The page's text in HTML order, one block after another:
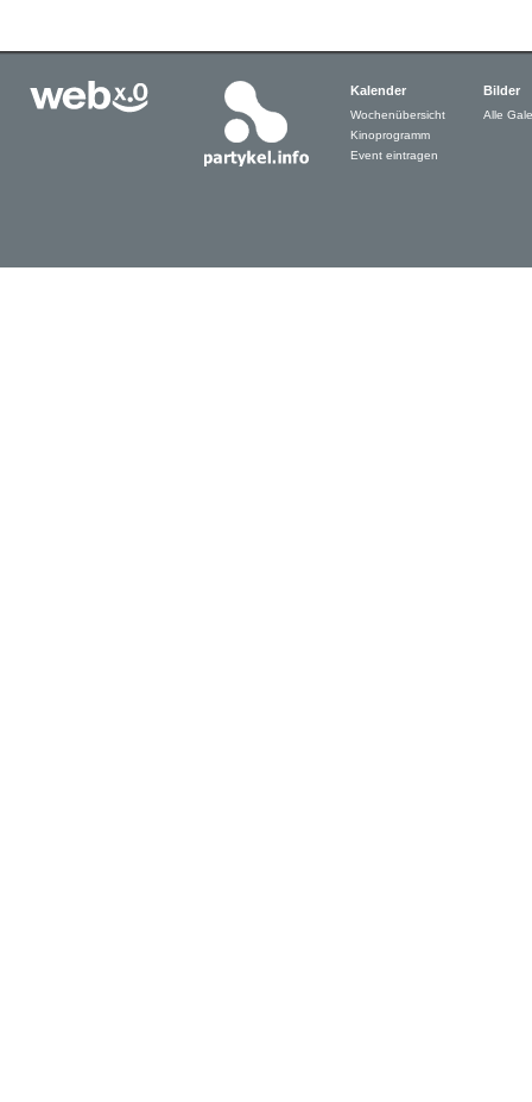
Kalender
Wochenübersicht
Kinoprogramm
Event eintragen
Bilder
Alle